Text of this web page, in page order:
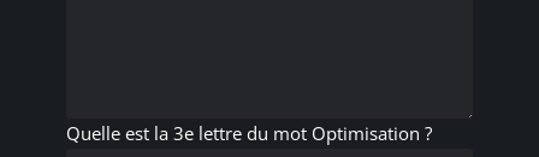
Quelle est la 3e lettre du mot Optimisation ?